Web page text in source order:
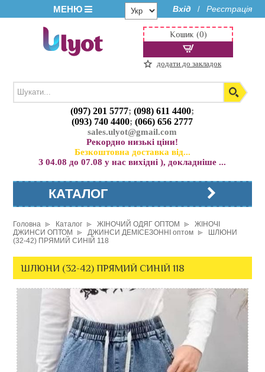
МЕНЮ Вхід / Реєстрація
(097) 201 5777;(098) 611 4400;
(093) 740 4400;(066) 656 2777
sales.ulyot@gmail.com
Рекордно низькі ціни!
Безкоштовна доставка від...
З 04.08 до 07.08 у нас вихідні ), докладніше ...
Кошик (0)
додати до закладок
КАТАЛОГ
Головна Каталог ЖІНОЧИЙ ОДЯГ ОПТОМ
ЖІНОЧІ
ДЖИНСИ ОПТОМ
ДЖИНСИ ДЕМІСЕЗОННІ оптом
ШЛЮНИ
(32-42) ПРЯМИЙ СИНІЙ 118
ШЛЮНИ (32-42) ПРЯМИЙ СИНІЙ 118